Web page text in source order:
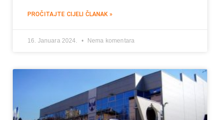
PROČITAJTE CIJELI ČLANAK »
16. Januara 2024. Nema komentara